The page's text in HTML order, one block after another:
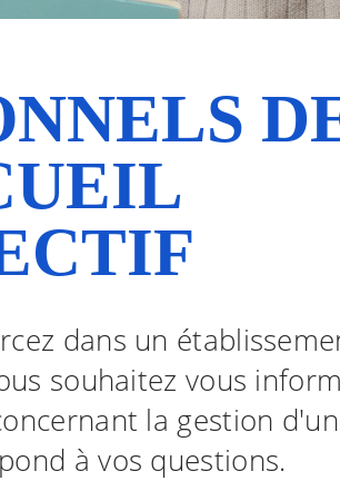
dans un
souhaitez vous
la gestion
à vos questions.